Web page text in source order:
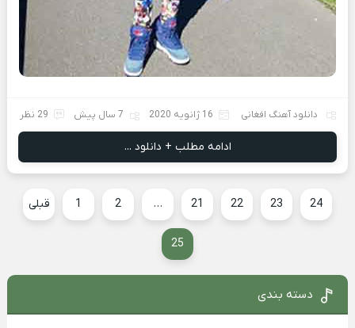
دانلود آهنگ افغانی 16 ژانویه 2020 7 سال پیش 29 نظر
ادامه مطلب + دانلود ...
قبلی 1 2 … 21 22 23 24
25
دسته بندی